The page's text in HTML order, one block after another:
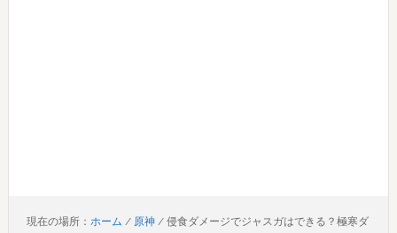
現在の場所： ホーム / 原神 /侵食ダメージでジャスガはできる？極寒ダ